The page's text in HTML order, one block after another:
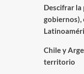
Descifrar la
gobiernos),
Chile y
territorio